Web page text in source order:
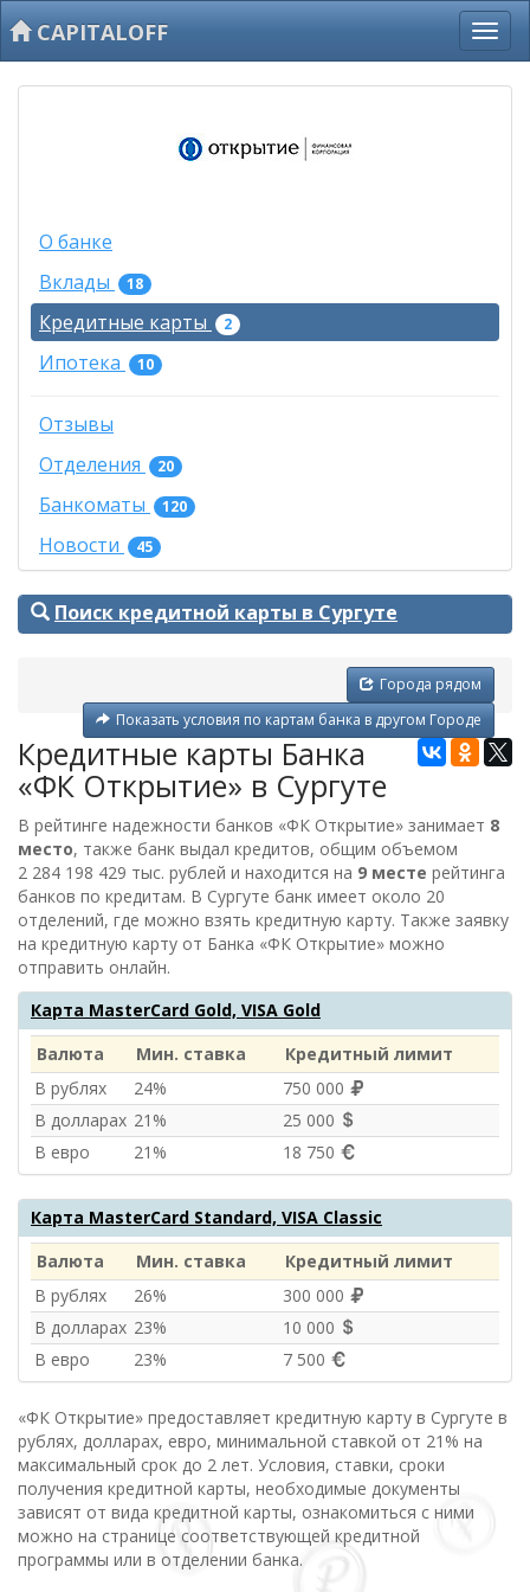
CAPITALOFF
О банке
Вклады
18
Кредитные карты 2
Ипотека 10
Отзывы
Отделения
20
Банкоматы 120
Новости 45
Поиск кредитной карты в Сургуте
Города рядом
Показать условия по картам банка в другом Городе
Кредитные карты Банка
«ФК Открытие» в Сургуте
В рейтинге надежности банков «ФК Открытие» занимает 8
место, также банк выдал кредитов, общим объемом
2 284 198 429 тыс. рублей и находится на 9 месте рейтинга
банков по кредитам. В Сургуте банк имеет около 20
отделений, где можно взять кредитную карту. Также заявку
на кредитную карту от Банка «ФК Открытие» можно
отправить онлайн.
Карта MasterCard Gold, VISA Gold
Валюта
Мин. ставка
Кредитный лимит
В рублях
24%
750 000
В долларах 21%
25 000
В евро
21% 18 750
Карта MasterCard Standard, VISA Classic
Валюта
Мин. ставка
Кредитный лимит
В рублях
26%
300 000
В долларах 23%
10 000
В евро
23% 7 500
«ФК Открытие» предоставляет кредитную карту в Сургуте в
рублях, долларах, евро, минимальной ставкой от 21% на
максимальный срок до 2 лет. Условия, ставки, сроки
получения кредитной карты, необходимые документы
зависят от вида кредитной карты, ознакомиться с ними
можно на странице соответствующей кредитной
программы или в отделении банка.